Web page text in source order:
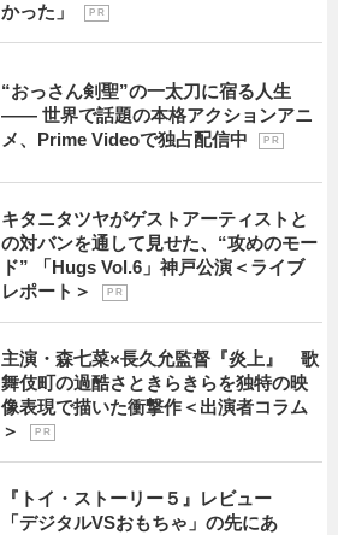
かった」
P R
“おっさん剣聖”の一太刀に宿る人生
―― 世界で話題の本格アクションアニ
メ、Prime Videoで独占配信中
P R
キタニタツヤがゲストアーティストと
の対バンを通して見せた、“攻めのモー
ド” 「Hugs Vol.6」神戸公演＜ライブ
レポート＞
P R
主演・森七菜×長久允監督『炎上』 歌
舞伎町の過酷さときらきらを独特の映
像表現で描いた衝撃作＜出演者コラム
＞
P R
『トイ・ストーリー５』レビュー
「デジタルVSおもちゃ」の先にあ